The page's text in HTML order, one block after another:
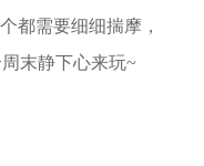
都需要细细揣摩，
末静下心来玩~